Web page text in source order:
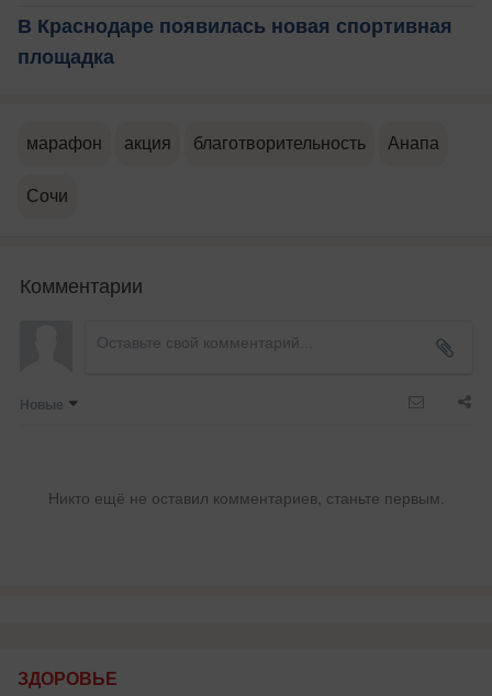
В Краснодаре появилась новая спортивная
площадка
марафон акция благотворительность Анапа
Сочи
Комментарии
Новые
Никто ещё не оставил комментариев, станьте первым.
ЗДОРОВЬЕ